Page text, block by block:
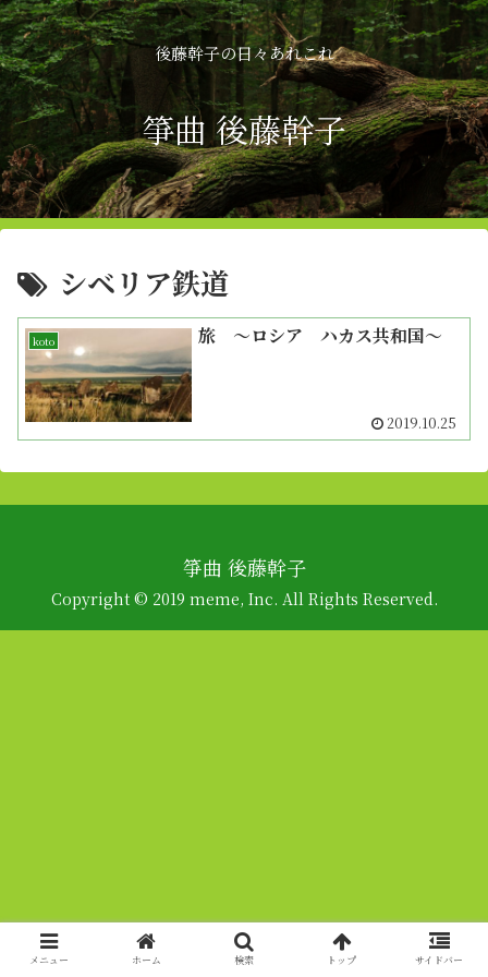
後藤幹子の日々あれこれ
箏曲 後藤幹子
シベリア鉄道
koto 旅 〜ロシア ハカス共和国〜
2019.10.25
箏曲 後藤幹子
Copyright © 2019 meme, Inc. All Rights Reserved.
メニュー ホーム 検索 トップ サイドバー